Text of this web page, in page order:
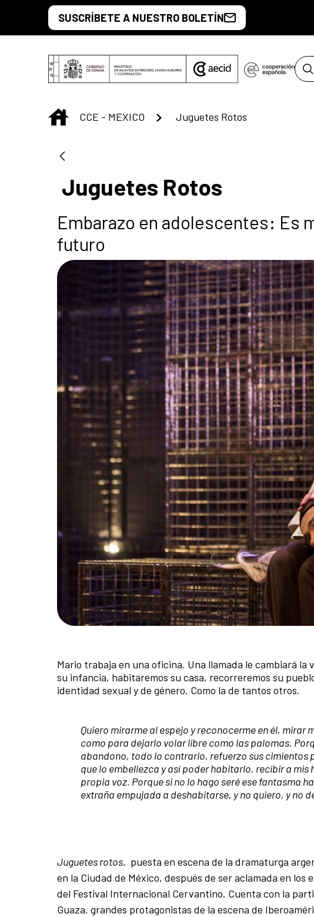
Saut au contenu principal
SUSCRÍBETE A NUESTRO BOLETÍN
INICIO
CCE - MEXICO Juguetes Rotos
Juguetes Rotos
Embarazo en adolescentes: Es
futuro
Mario trabaja en una oficina. Una llamada le cambiará
su infancia, habitaremos su casa, recorreremos su
identidad sexual y de género. Como la de tantos otros.
Quiero mirarme al espejo y reconocerme en él,
como para dejarlo volar libre como las palomas.
abandono, todo lo contrario, refuerzo sus
que lo embellezca y así poder habitarlo, recibir a
propia voz. Porque si no lo hago seré ese fantasma
extraña empujada a deshabitarse, y no quiero, y no
Juguetes rotos, puesta en escena de la dramaturga
en la Ciudad de México, después de ser aclamada en
del Festival Internacional Cervantino. Cuenta con la
Guaza, grandes protagonistas de la escena de